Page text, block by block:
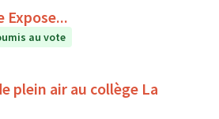
Affiche Accroche Expose...
au vote
plein air au collège La